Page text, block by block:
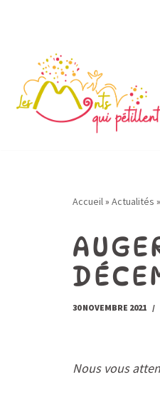
contenu
Accueil» Actualités »
30 NOVEMBRE 2021
Nous vous